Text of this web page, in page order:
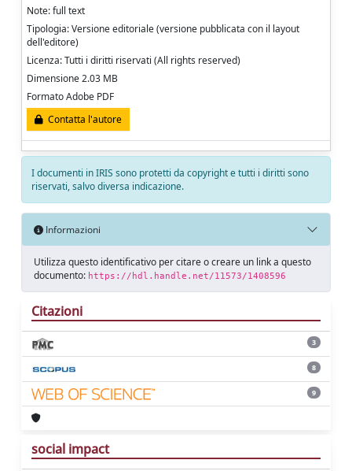
Note: full text
Tipologia: Versione editoriale (versione pubblicata con il layout
dell'editore)
Licenza: Tutti i diritti riservati (All rights reserved)
Dimensione 2.03 MB
Formato Adobe PDF
Contatta l'autore
I documenti in IRIS sono protetti da copyright e tutti i diritti sono
riservati, salvo diversa indicazione.
Informazioni
Utilizza questo identificativo per citare o creare un link a questo
documento: https://hdl.handle.net/11573/1408596
Citazioni
3
8
9
social impact